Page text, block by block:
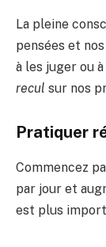
La pleine
pensées et
à les juger ou
recul sur nos
Pratiquer
Commencez
par jour et
est plus